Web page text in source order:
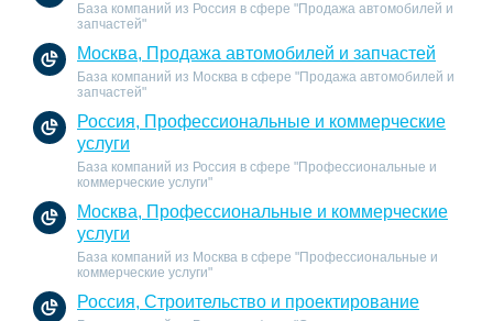
База компаний из Россия в сфере "Продажа автомобилей и
запчастей"
Москва, Продажа автомобилей и запчастей
База компаний из Москва в сфере "Продажа автомобилей и
запчастей"
Россия, Профессиональные и коммерческие
услуги
База компаний из Россия в сфере "Профессиональные и
коммерческие услуги"
Москва, Профессиональные и коммерческие
услуги
База компаний из Москва в сфере "Профессиональные и
коммерческие услуги"
Россия, Строительство и проектирование